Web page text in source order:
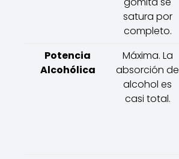
satura por
completo.
Potencia
Alcohólica
Máxima. La
absorción de
alcohol es
casi total.